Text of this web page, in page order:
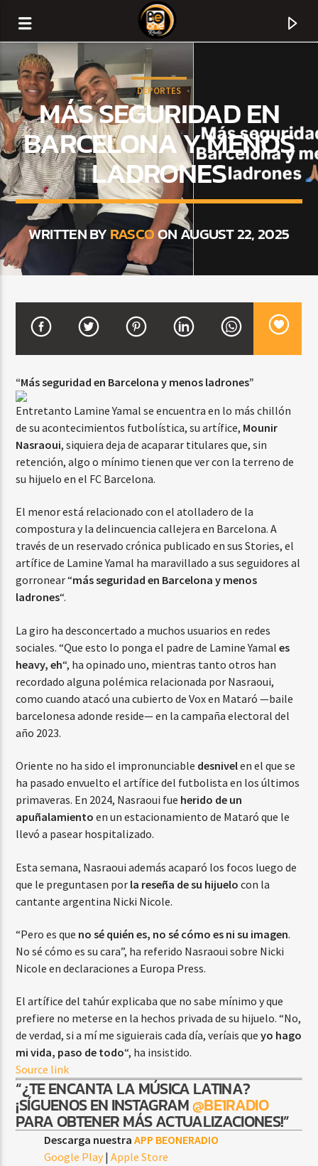
CURRENT TRACK
ARTIST
CURRENT SHOW
2:00 AM 4:00 AM
DEPORTES
MÁS SEGURIDAD EN
BARCELONA Y MENOS
LADRONES
WRITTEN BYRASCOON AUGUST 22, 2025
“Más seguridad en Barcelona y menos ladrones”
Entretanto Lamine Yamal se encuentra en lo más chillón
de su acontecimientos futbolística, su artífice, Mounir
Nasraoui, siquiera deja de acaparar titulares que, sin
retención, algo o mínimo tienen que ver con la terreno de
su hijuelo en el FC Barcelona.
El menor está relacionado con el atolladero de la
compostura y la delincuencia callejera en Barcelona. A
través de un reservado crónica publicado en sus Stories, el
artífice de Lamine Yamal ha maravillado a sus seguidores al
gorronear “más seguridad en Barcelona y menos
ladrones“.
La giro ha desconcertado a muchos usuarios en redes
sociales. “Que esto lo ponga el padre de Lamine Yamales
heavy, eh“, ha opinado uno, mientras tanto otros han
recordado alguna polémica relacionada por Nasraoui,
como cuando atacó una cubierto de Vox en Mataró —baile
barcelonesa adonde reside— en la campaña electoral del
año 2023.
Oriente no ha sido el impronunciable desnivelen el que se
ha pasado envuelto el artífice del futbolista en los últimos
primaveras. En 2024, Nasraoui fue herido de un
apuñalamiento en un estacionamiento de Mataró que le
llevó a pasear hospitalizado.
Esta semana, Nasraoui además acaparó los focos luego de
que le preguntasen por la reseña de su hijuelo con la
cantante argentina Nicki Nicole.
“Pero es que no sé quién es, no sé cómo es ni su imagen.
No sé cómo es su cara”, ha referido Nasraoui sobre Nicki
Nicole en declaraciones a Europa Press.
El artífice del tahúr explicaba que no sabe mínimo y que
prefiere no meterse en la hechos privada de su hijuelo. “No,
de verdad, si a mí me siguierais cada día, veríais queyo hago
mi vida, paso de todo“, ha insistido.
Source link
“¿TE ENCANTA LA MÚSICA LATINA?
¡SÍGUENOS EN INSTAGRAM@BE1RADIO
PARA OBTENER MÁS ACTUALIZACIONES!”
Descarga nuestraAPP BEONERADIO
Google Play |Apple Store